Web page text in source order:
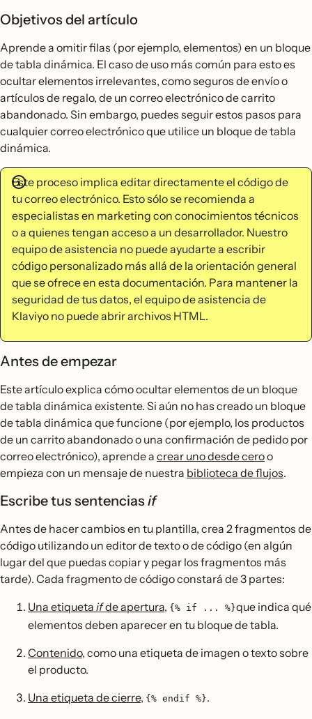
Objetivos del artículo
Aprende a omitir filas (por ejemplo, elementos) en un bloque
de tabla dinámica. El caso de uso más común para esto es
ocultar elementos irrelevantes, como seguros de envío o
artículos de regalo, de un correo electrónico de carrito
abandonado. Sin embargo, puedes seguir estos pasos para
cualquier correo electrónico que utilice un bloque de tabla
dinámica.
Este proceso implica editar directamente el código de
tu correo electrónico. Esto sólo se recomienda a
especialistas en marketing con conocimientos técnicos
o a quienes tengan acceso a un desarrollador. Nuestro
equipo de asistencia no puede ayudarte a escribir
código personalizado más allá de la orientación general
que se ofrece en esta documentación. Para mantener la
seguridad de tus datos, el equipo de asistencia de
Klaviyo no puede abrir archivos HTML.
Antes de empezar
Este artículo explica cómo ocultar elementos de un bloque
de tabla dinámica existente. Si aún no has creado un bloque
de tabla dinámica que funcione (por ejemplo, los productos
de un carrito abandonado o una confirmación de pedido por
correo electrónico), aprende a crear uno desde ceroo
empieza con un mensaje de nuestra biblioteca de flujos.
Escribe tus sentenciasif
Antes de hacer cambios en tu plantilla, crea 2 fragmentos de
código utilizando un editor de texto o de código (en algún
lugar del que puedas copiar y pegar los fragmentos más
tarde). Cada fragmento de código constará de 3 partes:
Una etiqueta ifde apertura, {% if ... %}que indica qué
elementos deben aparecer en tu bloque de tabla.
Contenido, como una etiqueta de imagen o texto sobre
el producto.
Una etiqueta de cierre, {% endif %}.